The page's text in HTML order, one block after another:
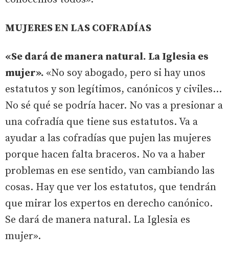
MUJERES EN LAS COFRADÍAS
«Se dará de manera natural. La Iglesia es
mujer». «No soy abogado, pero si hay unos
estatutos y son legítimos, canónicos y civiles…
No sé qué se podría hacer. No vas a presionar a
una cofradía que tiene sus estatutos. Va a
ayudar a las cofradías que pujen las mujeres
porque hacen falta braceros. No va a haber
problemas en ese sentido, van cambiando las
cosas. Hay que ver los estatutos, que tendrán
que mirar los expertos en derecho canónico.
Se dará de manera natural. La Iglesia es
mujer».